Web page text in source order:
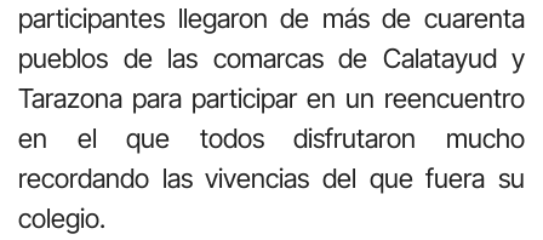
participantes llegaron de más de cuarenta
pueblos de las comarcas de Calatayud y
Tarazona para participar en un reencuentro
en el que todos disfrutaron mucho
recordando las vivencias del que fuera su
colegio.